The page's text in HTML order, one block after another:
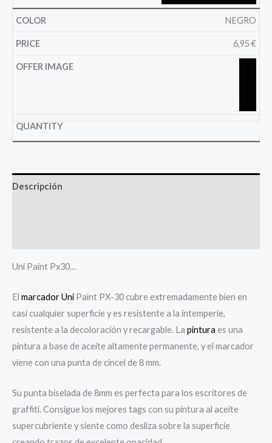
NEGRO
6,95€
Descripción
Uni Paint Px30…
El marcador Uni Paint PX-30 cubre extremadamente bien en
casi cualquier superficie y es resistente a la intemperie,
resistente a la decoloración y recargable. La pintura es una
pintura a base de aceite altamente permanente, y el marcador
viene con una punta de cincel de 8 mm.
Su punta biselada de 8mm es perfecta para los escritores de
graffiti. Consigue los mejores tags con su pintura al aceite
supercubriente y siente como desliza sobre la superficie